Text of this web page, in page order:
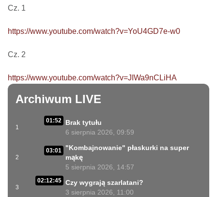
Cz. 1
https://www.youtube.com/watch?v=YoU4GD7e-w0
Cz. 2
https://www.youtube.com/watch?v=JIWa9nCLiHA
Archiwum LIVE
1
01:52
Brak tytułu
6 sierpnia 2026, 09:59
2
03:01
"Kombajnowanie" płaskurki na super
mąkę
5 sierpnia 2026, 14:57
3
02:12:45 Czy wygrają szarlatani?
3 sierpnia 2026, 11:00